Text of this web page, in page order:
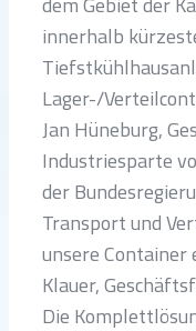
innerhalb
Lager-/
Jan Hüneburg,
Industriesparte
der
Transport und
unsere
Klauer,
Die